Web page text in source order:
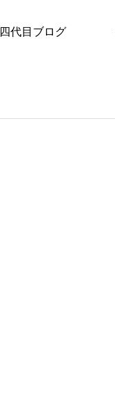
四代目ブログ